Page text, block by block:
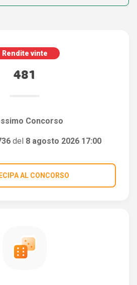
Rendite vinte
481
Concorso
del 8 agosto 2026 17:00
AL CONCORSO